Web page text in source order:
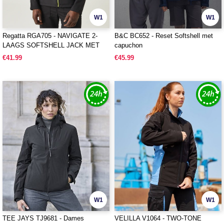
W1
Regatta RGA705 - NAVIGATE 2-
LAAGS SOFTSHELL JACK MET
CAPUCHON
€41.99
W1
B&C BC652 - Reset Softshell met
capuchon
€45.99
W1
TEE JAYS TJ9681 - Dames
W1
VELILLA V1064 - TWO-TONE